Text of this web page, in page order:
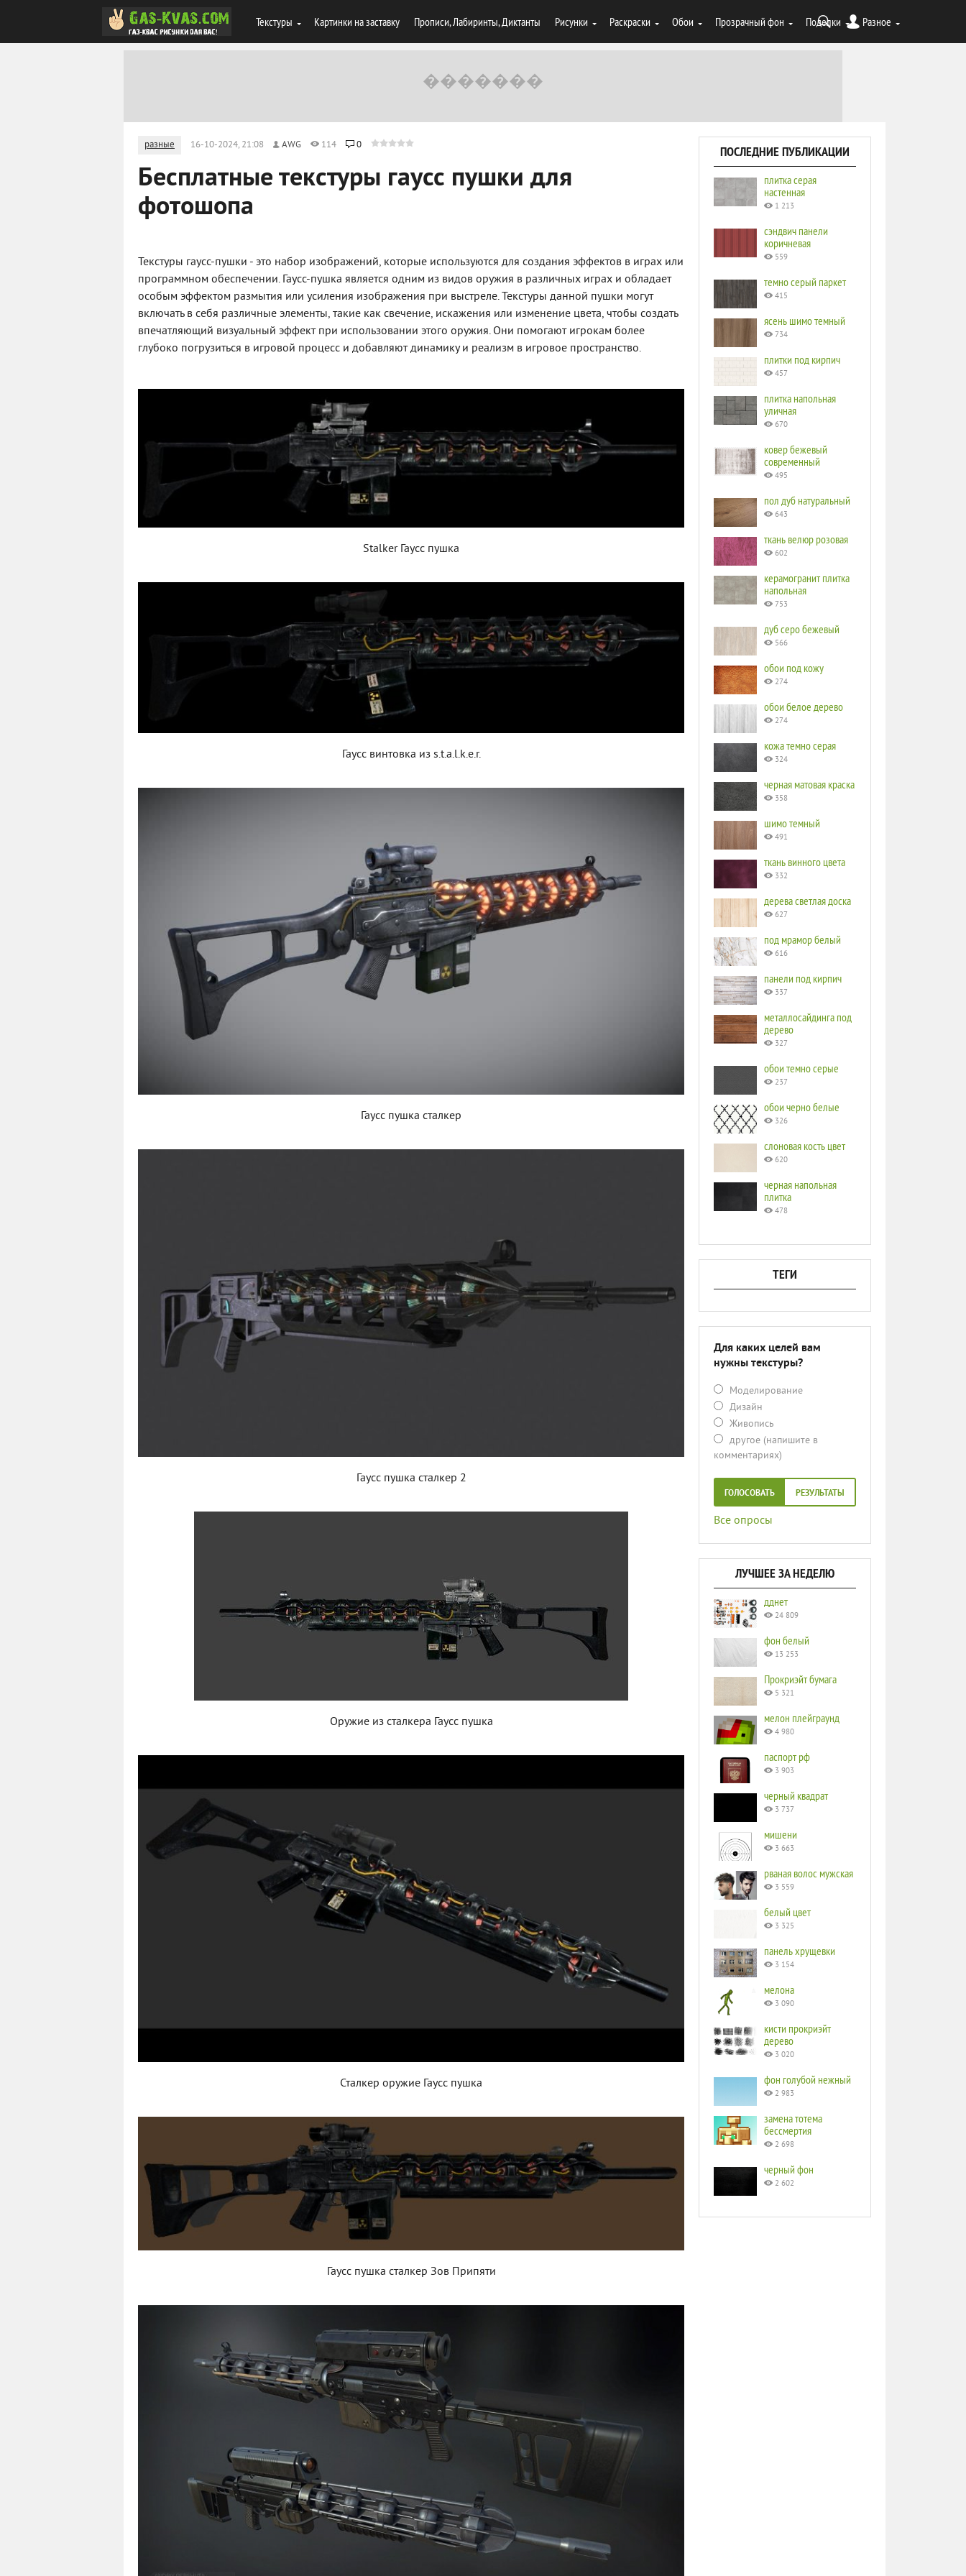
Текстуры Картинки на заставку Прописи, Лабиринты, Диктанты Рисунки Раскраски Обои Прозрачный фон Поделки Разное
разные 16-10-2024, 21:08 AWG 114 0
Бесплатные текстуры гаусс пушки для
фотошопа
Текстуры гаусс-пушки - это набор изображений, которые используются для создания эффектов в играх или
программном обеспечении. Гаусс-пушка является одним из видов оружия в различных играх и обладает
особым эффектом размытия или усиления изображения при выстреле. Текстуры данной пушки могут
включать в себя различные элементы, такие как свечение, искажения или изменение цвета, чтобы создать
впечатляющий визуальный эффект при использовании этого оружия. Они помогают игрокам более
глубоко погрузиться в игровой процесс и добавляют динамику и реализм в игровое пространство.
Stalker Гаусс пушка
Гаусс винтовка из s.t.a.l.k.e.r.
Гаусс пушка сталкер
Гаусс пушка сталкер 2
Оружие из сталкера Гаусс пушка
Сталкер оружие Гаусс пушка
Гаусс пушка сталкер Зов Припяти
ПОСЛЕДНИЕ ПУБЛИКАЦИИ
плитка серая
настенная
1 213
сэндвич панели
коричневая
559
темно серый паркет
415
ясень шимо темный
734
плитки под кирпич
457
плитка напольная
уличная
670
ковер бежевый
современный
495
пол дуб натуральный
643
ткань велюр розовая
602
керамогранит плитка
напольная
753
дуб серо бежевый
566
обои под кожу
274
обои белое дерево
274
кожа темно серая
324
черная матовая краска
358
шимо темный
491
ткань винного цвета
332
дерева светлая доска
627
под мрамор белый
616
панели под кирпич
337
металлосайдинга под
дерево
327
обои темно серые
237
обои черно белые
326
слоновая кость цвет
620
черная напольная
плитка
478
ТЕГИ
Для каких целей вам
нужны текстуры?
Моделирование
Дизайн
Живопись
другое (напишите в
комментариях)
ГОЛОСОВАТЬ РЕЗУЛЬТАТЫ
Все опросы
ЛУЧШЕЕ ЗА НЕДЕЛЮ
дднет
24 809
фон белый
13 253
Прокриэйт бумага
5 321
мелон плейграунд
4 980
паспорт рф
3 903
черный квадрат
3 737
мишени
3 663
рваная волос мужская
3 559
белый цвет
3 325
панель хрущевки
3 154
мелона
3 090
кисти прокриэйт
дерево
3 020
фон голубой нежный
2 983
замена тотема
бессмертия
2 698
черный фон
2 602